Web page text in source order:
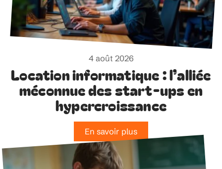
4 août 2026
Location informatique : l’alliée
méconnue des start-ups en
hypercroissance
En savoir plus